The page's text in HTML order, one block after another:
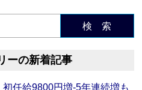
検 索
ーの新着記事
初任給9800円増‐5年連続増も